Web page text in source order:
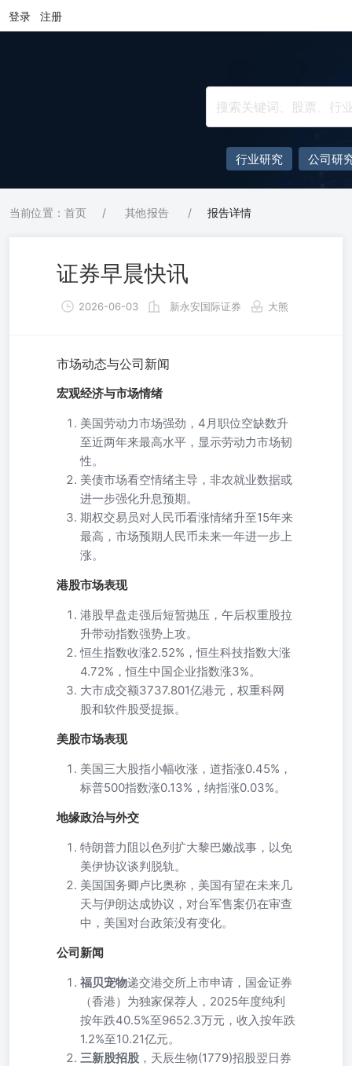
登录 注册
行业研究 公司研
当前位置：首页 / 其他报告 / 报告详情
证券早晨快讯
2026-06-03 新永安国际证券 大熊
市场动态与公司新闻
宏观经济与市场情绪
美国劳动力市场强劲，4月职位空缺数升
至近两年来最高水平，显示劳动力市场韧
性。
美债市场看空情绪主导，非农就业数据或
进一步强化升息预期。
期权交易员对人民币看涨情绪升至15年来
最高，市场预期人民币未来一年进一步上
涨。
港股市场表现
港股早盘走强后短暂抛压，午后权重股拉
升带动指数强势上攻。
恒生指数收涨2.52%，恒生科技指数大涨
4.72%，恒生中国企业指数涨3%。
大市成交额3737.801亿港元，权重科网
股和软件股受提振。
美股市场表现
美国三大股指小幅收涨，道指涨0.45%，
标普500指数涨0.13%，纳指涨0.03%。
地缘政治与外交
特朗普力阻以色列扩大黎巴嫩战事，以免
美伊协议谈判脱轨。
美国国务卿卢比奥称，美国有望在未来几
天与伊朗达成协议，对台军售案仍在审查
中，美国对台政策没有变化。
公司新闻
福贝宠物递交港交所上市申请，国金证券
（香港）为独家保荐人，2025年度纯利
按年跌40.5%至9652.3万元，收入按年跌
1.2%至10.21亿元。
三新股招股 ，天辰生物(1779)招股翌日券